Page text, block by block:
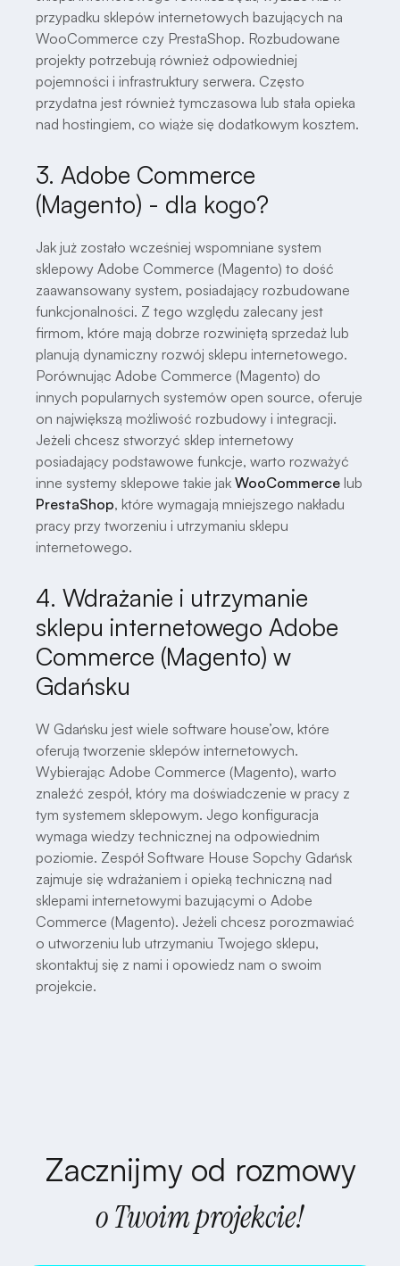
przypadku sklepów internetowych bazujących na
WooCommerce czy PrestaShop. Rozbudowane
projekty potrzebują również odpowiedniej
pojemności i infrastruktury serwera. Często
przydatna jest również tymczasowa lub stała opieka
nad hostingiem, co wiąże się dodatkowym kosztem.
3. Adobe Commerce
(Magento) - dla kogo?
Jak już zostało wcześniej wspomniane system
sklepowy Adobe Commerce (Magento) to dość
zaawansowany system, posiadający rozbudowane
funkcjonalności. Z tego względu zalecany jest
firmom, które mają dobrze rozwiniętą sprzedaż lub
planują dynamiczny rozwój sklepu internetowego.
Porównując Adobe Commerce (Magento) do
innych popularnych systemów open source, oferuje
on największą możliwość rozbudowy i integracji.
Jeżeli chcesz stworzyć sklep internetowy
posiadający podstawowe funkcje, warto rozważyć
inne systemy sklepowe takie jak WooCommerce lub
PrestaShop, które wymagają mniejszego nakładu
pracy przy tworzeniu i utrzymaniu sklepu
internetowego.
4. Wdrażanie i utrzymanie
sklepu internetowego Adobe
Commerce (Magento) w
Gdańsku
W Gdańsku jest wiele software house’ow, które
oferują tworzenie sklepów internetowych.
Wybierając Adobe Commerce (Magento), warto
znaleźć zespół, który ma doświadczenie w pracy z
tym systemem sklepowym. Jego konfiguracja
wymaga wiedzy technicznej na odpowiednim
poziomie. Zespół Software House Sopchy Gdańsk
zajmuje się wdrażaniem i opieką techniczną nad
sklepami internetowymi bazującymi o Adobe
Commerce (Magento). Jeżeli chcesz porozmawiać
o utworzeniu lub utrzymaniu Twojego sklepu,
skontaktuj się z nami i opowiedz nam o swoim
projekcie.
Zacznijmy od rozmowy
o Twoim projekcie!